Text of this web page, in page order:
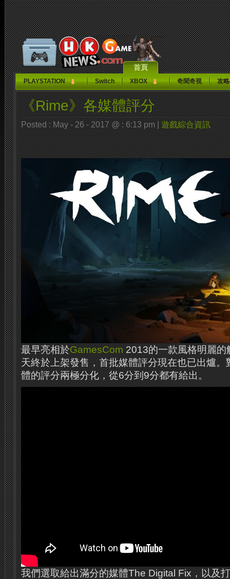
首頁
PLAYSTATION Switch XBOX 奇聞奇視 攻
《Rime》各媒體評分
Posted : May - 26 - 2017 @ : 6:13 pm | 遊戲綜合資訊
最早亮相於GamesCom 2013的一款風格明麗
天終於上架發售，首批媒體評分現在也已出爐
體的評分兩極分化，從6分到9分都有給出。
我們選取給出滿分的媒體The Digital Fix，以及